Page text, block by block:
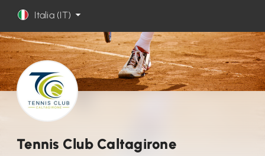
Italia (IT)
Tennis Club Caltagirone